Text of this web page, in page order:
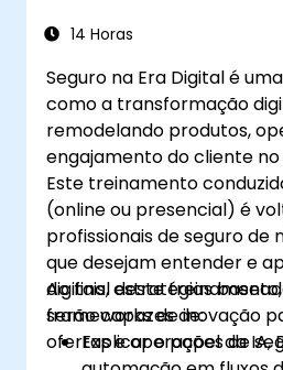
14 Horas
Seguro na Era Digital é
como a transformação
remodelando produtos,
engajamento do cliente
Este treinamento
(online ou presencial) é
profissionais de seguro de
que desejam entender e
digitais, estratégias
frameworks de inovação
ofertas e operações de
Ao final deste
serão capazes de:
Explicar o papel da IA,